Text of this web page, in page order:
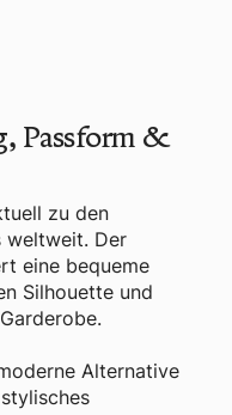
Passform &
zu den
weltweit. Der
eine bequeme
Silhouette und
Alternative